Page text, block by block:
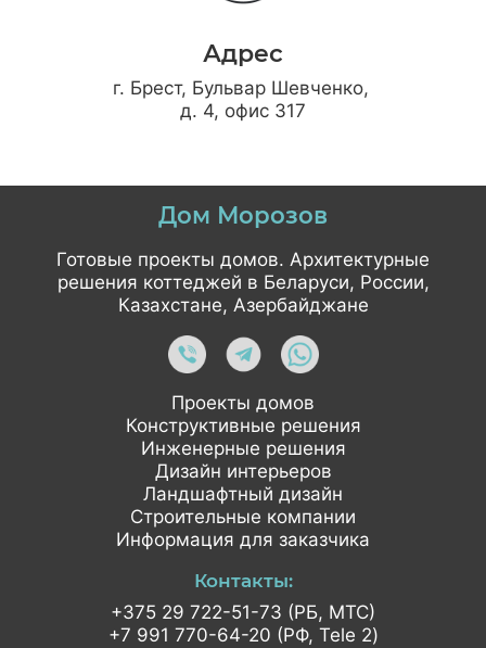
Адрес
г. Брест, Бульвар Шевченко,
д. 4, офис 317
Дом Морозов
Готовые проекты домов. Архитектурные
решения коттеджей в Беларуси, России,
Казахстане, Азербайджане
Проекты домов
Конструктивные решения
Инженерные решения
Дизайн интерьеров
Ландшафтный дизайн
Строительные компании
Информация для заказчика
Контакты:
+375 29 722-51-73 (РБ, МТС)
+7 991 770-64-20 (РФ, Tele 2)